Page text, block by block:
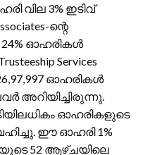
വില 3% ഇടിവ്
ന്റെ
ഓഹരികൾ
Services
ഓഹരികൾ
അറിയിച്ചിരുന്നു.
ഓഹരികളുടെ
ഈ ഓഹരി 1%
52 ആഴ്ചയിലെ